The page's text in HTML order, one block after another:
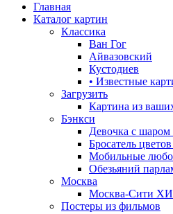
Главная
Каталог картин
Классика
Ван Гог
Айвазовский
Кустодиев
• Известные
Загрузить
Картина из
Бэнкси
Девочка с шаром
Бросатель цветов
Мобильные
Обезьяний
Москва
Москва-Сити
Постеры из фильмов